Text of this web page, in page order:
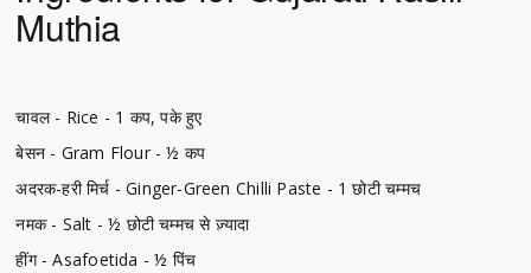
Muthia
चावल - Rice - 1 कप, पके हुए
बेसन - Gram Flour - ½ कप
अदरक-हरी मिर्च - Ginger-Green Chilli Paste - 1 छोटी चम्मच
नमक - Salt - ½ छोटी चम्मच से ज़्यादा
हींग - Asafoetida - ½ पिंच